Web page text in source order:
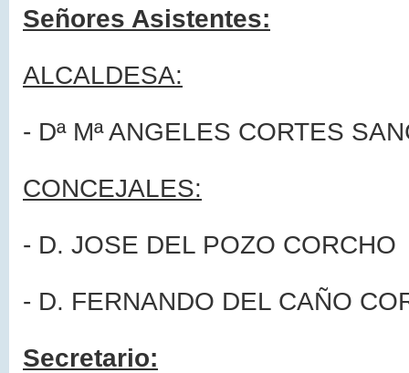
Señores Asistentes:
ALCALDESA:
- Dª Mª ANGELES CORTES
CONCEJALES:
- D. JOSE DEL POZO CORCHO
- D. FERNANDO DEL CAÑO
Secretario: